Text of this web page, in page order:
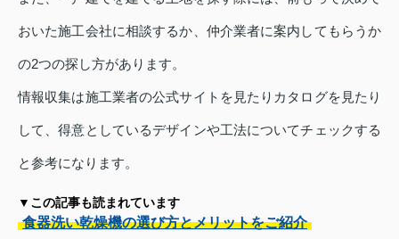
おいた施工会社に相談するか、仲介業者に案内してもらうか
の2つの探し方があります。
情報収集は施工業者の公式サイトを見たりカタログを見たり
して、得意としているデザインや工法についてチェックする
と参考になります。
▼この記事も読まれています
食器洗い乾燥機の選び方とメリットをご紹介